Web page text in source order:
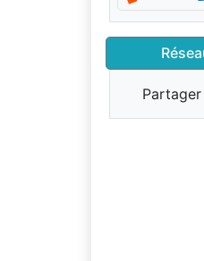
Partager